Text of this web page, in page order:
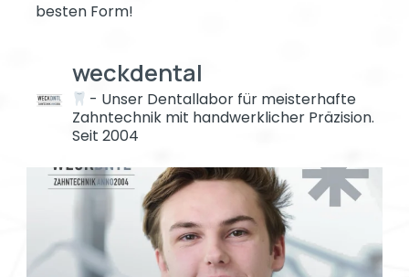
besten Form!
weckdental
- Unser Dentallabor für meisterhafte
Zahntechnik mit handwerklicher Präzision.
Seit 2004